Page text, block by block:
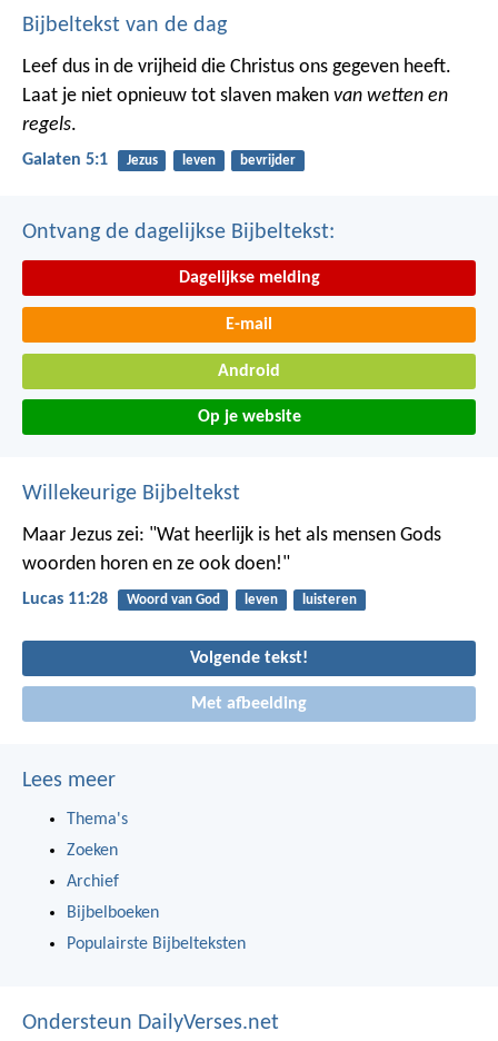
Bijbeltekst van de dag
Leef dus in de vrijheid die Christus ons gegeven heeft.
Laat je niet opnieuw tot slaven maken van wetten en
regels.
Galaten 5:1 Jezus leven bevrijder
Ontvang de dagelijkse Bijbeltekst:
Dagelijkse melding
E-mail
Android
Op je website
Willekeurige Bijbeltekst
Maar Jezus zei: "Wat heerlijk is het als mensen Gods
woorden horen en ze ook doen!"
Lucas 11:28 Woord van God leven luisteren
Volgende tekst!
Met afbeelding
Lees meer
Thema's
Zoeken
Archief
Bijbelboeken
Populairste Bijbelteksten
Ondersteun DailyVerses.net